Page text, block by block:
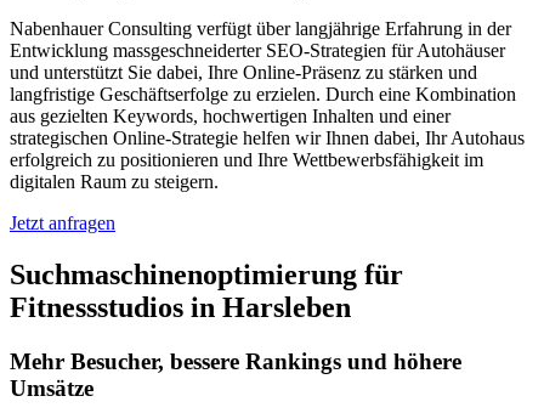
Nabenhauer Consulting verfügt über langjährige Erfahrung in der
Entwicklung massgeschneiderter SEO-Strategien für Autohäuser
und unterstützt Sie dabei, Ihre Online-Präsenz zu stärken und
langfristige Geschäftserfolge zu erzielen. Durch eine Kombination
aus gezielten Keywords, hochwertigen Inhalten und einer
strategischen Online-Strategie helfen wir Ihnen dabei, Ihr Autohaus
erfolgreich zu positionieren und Ihre Wettbewerbsfähigkeit im
digitalen Raum zu steigern.
Jetzt anfragen
Suchmaschinenoptimierung für
Fitnessstudios in Harsleben
Mehr Besucher, bessere Rankings und höhere
Umsätze